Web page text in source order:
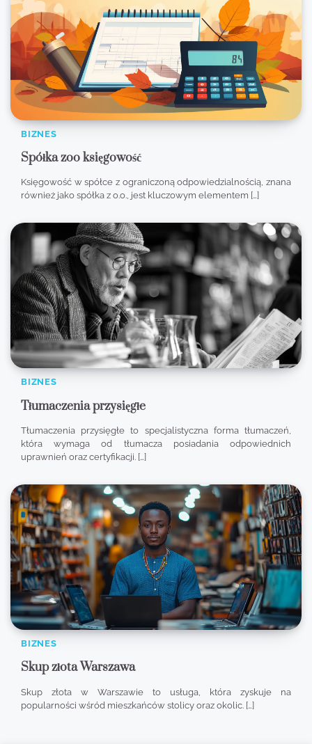
BIZNES
Spółka zoo księgowość
Księgowość w spółce z ograniczoną odpowiedzialnością, znana
również jako spółka z o.o., jest kluczowym elementem […]
BIZNES
Tłumaczenia przysięgłe
Tłumaczenia przysięgłe to specjalistyczna forma tłumaczeń,
która wymaga od tłumacza posiadania odpowiednich
uprawnień oraz certyfikacji. […]
BIZNES
Skup złota Warszawa
Skup złota w Warszawie to usługa, która zyskuje na
popularności wśród mieszkańców stolicy oraz okolic. […]